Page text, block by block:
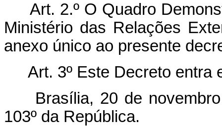
Art. 2.º O Quadro
Ministério das Relações
anexo único ao presente
Art. 3º Este Decreto entra
Brasília, 20 de
103º da República.